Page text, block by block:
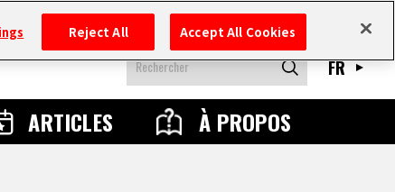
ARTICLES À PROPOS
FR
Reject All Accept All Cookies